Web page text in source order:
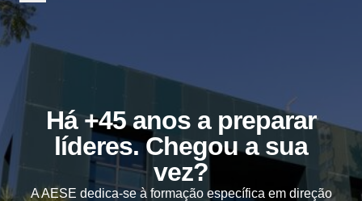
Há +45 anos a preparar
líderes. Chegou a sua
vez?
A AESE dedica-se à formação específica em direção